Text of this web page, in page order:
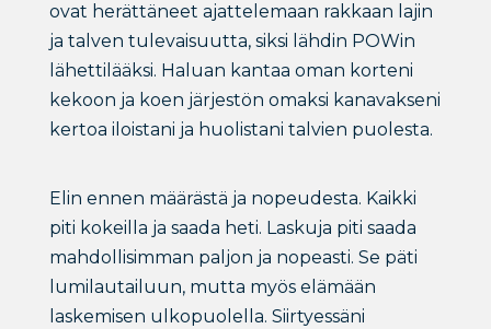
ovat herättäneet ajattelemaan rakkaan lajin
ja talven tulevaisuutta, siksi lähdin POWin
lähettilääksi. Haluan kantaa oman korteni
kekoon ja koen järjestön omaksi kanavakseni
kertoa iloistani ja huolistani talvien puolesta.
Elin ennen määrästä ja nopeudesta. Kaikki
piti kokeilla ja saada heti. Laskuja piti saada
mahdollisimman paljon ja nopeasti. Se päti
lumilautailuun, mutta myös elämään
laskemisen ulkopuolella. Siirtyessäni